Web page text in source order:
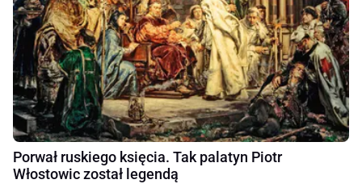
Porwał ruskiego księcia. Tak palatyn Piotr
Włostowic został legendą